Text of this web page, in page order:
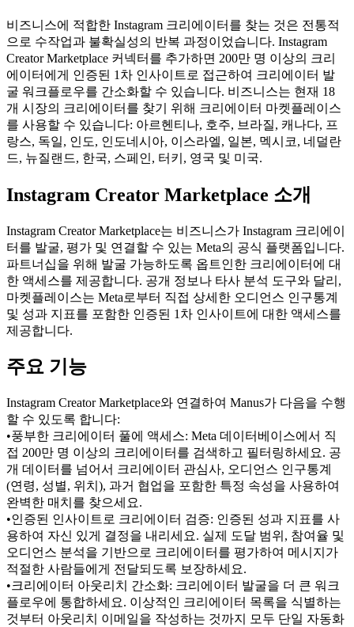
비즈니스에 적합한 Instagram 크리에이터를 찾는 것은 전통적
으로 수작업과 불확실성의 반복 과정이었습니다. Instagram
Creator Marketplace 커넥터를 추가하면 200만 명 이상의 크리
에이터에게 인증된 1차 인사이트로 접근하여 크리에이터 발
굴 워크플로우를 간소화할 수 있습니다. 비즈니스는 현재 18
개 시장의 크리에이터를 찾기 위해 크리에이터 마켓플레이스
를 사용할 수 있습니다: 아르헨티나, 호주, 브라질, 캐나다, 프
랑스, 독일, 인도, 인도네시아, 이스라엘, 일본, 멕시코, 네덜란
드, 뉴질랜드, 한국, 스페인, 터키, 영국 및 미국.
Instagram Creator Marketplace 소개
Instagram Creator Marketplace는 비즈니스가 Instagram 크리에이
터를 발굴, 평가 및 연결할 수 있는 Meta의 공식 플랫폼입니다.
파트너십을 위해 발굴 가능하도록 옵트인한 크리에이터에 대
한 액세스를 제공합니다. 공개 정보나 타사 분석 도구와 달리,
마켓플레이스는 Meta로부터 직접 상세한 오디언스 인구통계
및 성과 지표를 포함한 인증된 1차 인사이트에 대한 액세스를
제공합니다.
주요 기능
Instagram Creator Marketplace와 연결하여 Manus가 다음을 수행
할 수 있도록 합니다:
•풍부한 크리에이터 풀에 액세스: Meta 데이터베이스에서 직
접 200만 명 이상의 크리에이터를 검색하고 필터링하세요. 공
개 데이터를 넘어서 크리에이터 관심사, 오디언스 인구통계
(연령, 성별, 위치), 과거 협업을 포함한 특정 속성을 사용하여
완벽한 매치를 찾으세요.
•인증된 인사이트로 크리에이터 검증: 인증된 성과 지표를 사
용하여 자신 있게 결정을 내리세요. 실제 도달 범위, 참여율 및
오디언스 분석을 기반으로 크리에이터를 평가하여 메시지가
적절한 사람들에게 전달되도록 보장하세요.
•크리에이터 아웃리치 간소화: 크리에이터 발굴을 더 큰 워크
플로우에 통합하세요. 이상적인 크리에이터 목록을 식별하는
것부터 아웃리치 이메일을 작성하는 것까지 모두 단일 자동화